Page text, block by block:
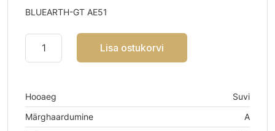
BLUEARTH-GT AE51
Lisa ostukorvi
Hooaeg
Suvi
Märghaardumine
A